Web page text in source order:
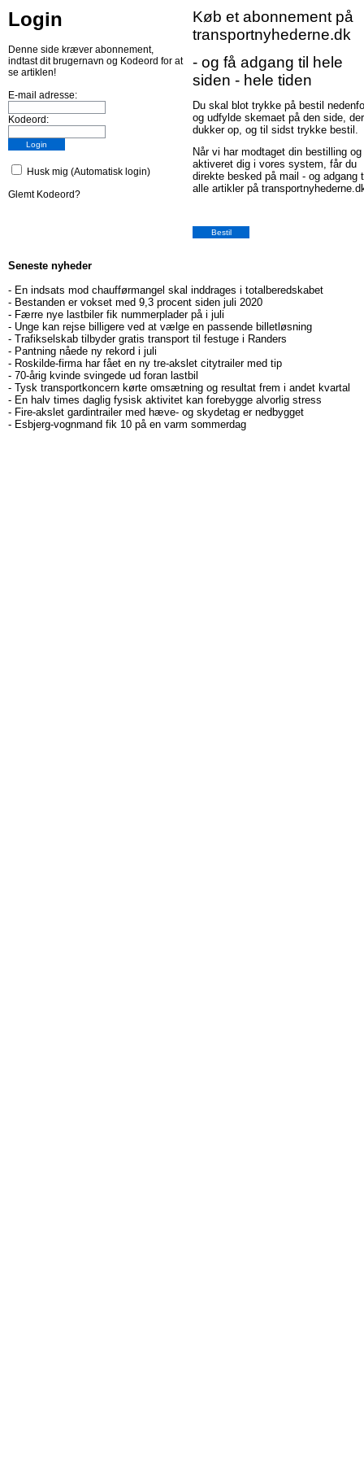
Login
Denne side kræver abonnement,
indtast dit brugernavn og Kodeord for at
se artiklen!
E-mail adresse:
Kodeord:
Husk mig (Automatisk login)
Glemt Kodeord?
Køb et abonnement på
transportnyhederne.dk
- og få adgang til hele
siden - hele tiden
Du skal blot trykke på bestil
og udfylde skemaet på den side, der
dukker op, og til sidst trykke bestil.
Når vi har modtaget din bestilling og
aktiveret dig i vores system, får du
direkte besked på mail - og adgang
alle artikler på
Seneste nyheder
- En indsats mod chaufførmangel skal inddrages i totalberedskabet
- Bestanden er vokset med 9,3 procent siden juli 2020
- Færre nye lastbiler fik nummerplader på i juli
- Unge kan rejse billigere ved at vælge en passende billetløsning
- Trafikselskab tilbyder gratis transport til festuge i Randers
- Pantning nåede ny rekord i juli
- Roskilde-firma har fået en ny tre-akslet citytrailer med tip
- 70-årig kvinde svingede ud foran lastbil
- Tysk transportkoncern kørte omsætning og resultat frem i andet kvartal
- En halv times daglig fysisk aktivitet kan forebygge alvorlig stress
- Fire-akslet gardintrailer med hæve- og skydetag er nedbygget
- Esbjerg-vognmand fik 10 på en varm sommerdag